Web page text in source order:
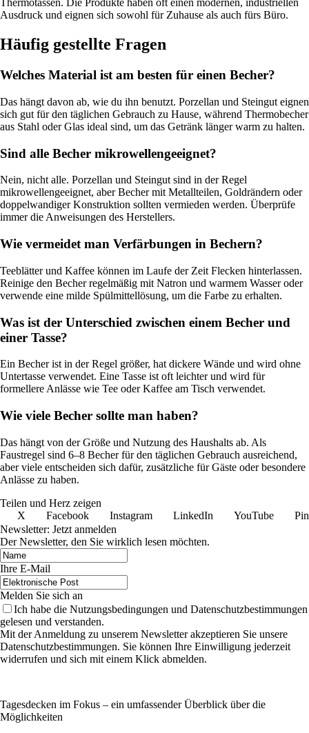
Thermotassen. Die Produkte haben oft einen modernen, industriellen
Ausdruck und eignen sich sowohl für Zuhause als auch fürs Büro.
Häufig gestellte Fragen
Welches Material ist am besten für einen Becher?
Das hängt davon ab, wie du ihn benutzt. Porzellan und Steingut eignen
sich gut für den täglichen Gebrauch zu Hause, während Thermobecher
aus Stahl oder Glas ideal sind, um das Getränk länger warm zu halten.
Sind alle Becher mikrowellengeeignet?
Nein, nicht alle. Porzellan und Steingut sind in der Regel
mikrowellengeeignet, aber Becher mit Metallteilen, Goldrändern oder
doppelwandiger Konstruktion sollten vermieden werden. Überprüfe
immer die Anweisungen des Herstellers.
Wie vermeidet man Verfärbungen in Bechern?
Teeblätter und Kaffee können im Laufe der Zeit Flecken hinterlassen.
Reinige den Becher regelmäßig mit Natron und warmem Wasser oder
verwende eine milde Spülmittellösung, um die Farbe zu erhalten.
Was ist der Unterschied zwischen einem Becher und
einer Tasse?
Ein Becher ist in der Regel größer, hat dickere Wände und wird ohne
Untertasse verwendet. Eine Tasse ist oft leichter und wird für
formellere Anlässe wie Tee oder Kaffee am Tisch verwendet.
Wie viele Becher sollte man haben?
Das hängt von der Größe und Nutzung des Haushalts ab. Als
Faustregel sind 6–8 Becher für den täglichen Gebrauch ausreichend,
aber viele entscheiden sich dafür, zusätzliche für Gäste oder besondere
Anlässe zu haben.
Teilen und Herz zeigen
X
Facebook Instagram LinkedIn YouTube
Newsletter: Jetzt anmelden
Der Newsletter, den Sie wirklich lesen möchten.
Ihre E-Mail
Melden Sie sich an
Ich habe die Nutzungsbedingungen und Datenschutzbestimmungen
gelesen und verstanden.
Mit der Anmeldung zu unserem Newsletter akzeptieren Sie unsere
Datenschutzbestimmungen. Sie können Ihre Einwilligung jederzeit
widerrufen und sich mit einem Klick abmelden.
Tagesdecken im Fokus – ein umfassender Überblick über die
Möglichkeiten